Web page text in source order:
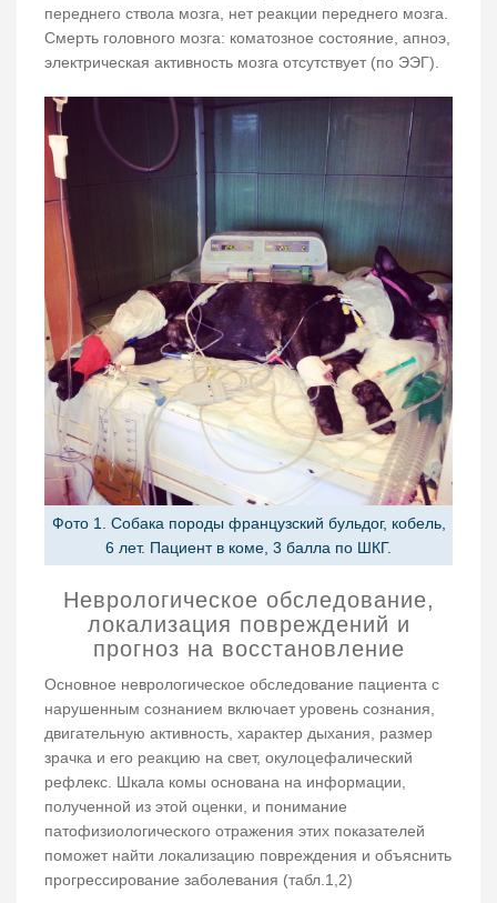
переднего ствола мозга, нет реакции переднего мозга.
Смерть головного мозга: коматозное состояние, апноэ,
электрическая активность мозга отсутствует (по ЭЭГ).
Фото 1. Собака породы французский бульдог, кобель,
6 лет. Пациент в коме, 3 балла по ШКГ.
Неврологическое обследование,
локализация повреждений и
прогноз на восстановление
Основное неврологическое обследование пациента с
нарушенным сознанием включает уровень сознания,
двигательную активность, характер дыхания, размер
зрачка и его реакцию на свет, окулоцефалический
рефлекс. Шкала комы основана на информации,
полученной из этой оценки, и понимание
патофизиологического отражения этих показателей
поможет найти локализацию повреждения и объяснить
прогрессирование заболевания (табл.1,2)